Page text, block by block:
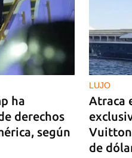
ha
derechos
según
LUJO
Atraca
de